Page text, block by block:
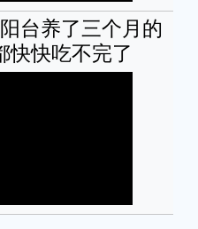
台养了三个月的
快快吃不完了